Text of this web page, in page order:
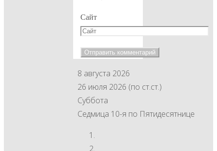
Сайт
8 августа 2026
26 июля 2026 (по ст.ст.)
Суббота
Седмица 10-я по Пятидесятнице